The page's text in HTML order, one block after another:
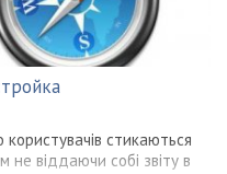
користувачів стикаються
не віддаючи собі звіту в